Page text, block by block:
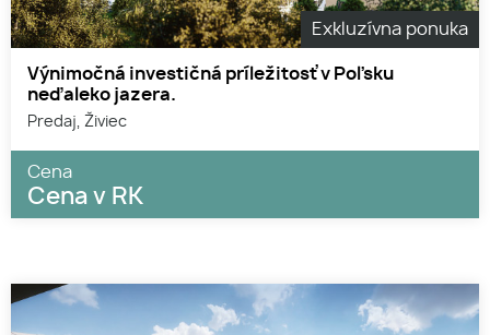
Exkluzívna ponuka
Výnimočná investičná príležitosť v Poľsku
neďaleko jazera.
Predaj, Živiec
Cena
Cena v RK